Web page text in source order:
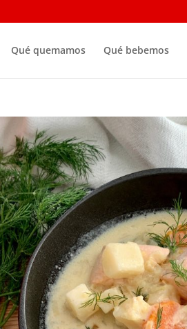
Qué quemamos Qué bebemos